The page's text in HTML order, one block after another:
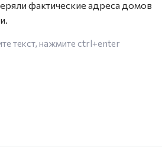
фактические адреса домов
текст, нажмите ctrl+enter